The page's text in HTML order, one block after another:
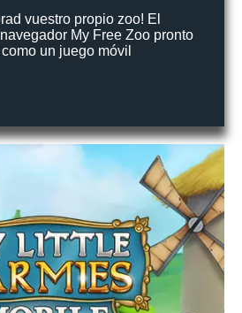
vuestro propio zoo! El
My Free Zoo pronto
un juego móvil